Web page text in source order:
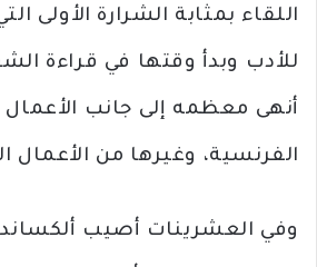
اللقاء بمثابة الشرارة الأولى
للأدب وبدأ ‏وقتها في قراءة
أنهى معظمه إلى جانب الأعمال
الفرنسية، وغيرها من ‏الأعمال
وفي العشرينات أصيب